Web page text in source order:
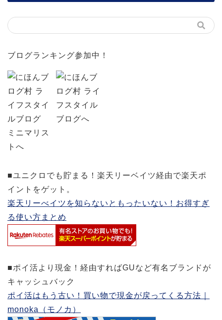
ブログランキング参加中！
■ユニクロでも貯まる！楽天リーベイツ経由で楽天ポ
イントをゲット。
楽天リーべイツを知らないともったいない！お得すぎ
る使い方まとめ
■ポイ活より現金！経由すればGUなど有名ブランドが
キャッシュバック
ポイ活はもう古い！買い物で現金が戻ってくる方法｜
monoka（モノカ）